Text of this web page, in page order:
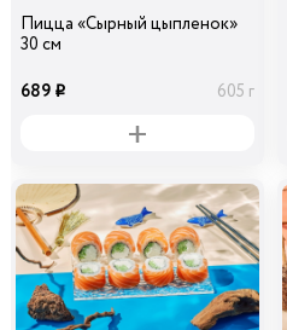
Лук Красный
зеленый
39i 30 гр
Кабачок
29i
Пицца «Сырный цыпленок»
30 см
689 i 605 г